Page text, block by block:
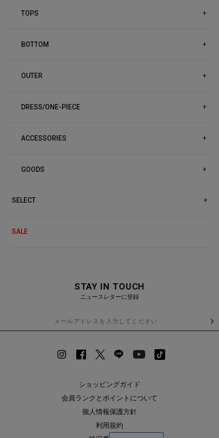
TOPS +
BOTTOM +
OUTER +
DRESS/ONE-PIECE +
ACCESSORIES +
GOODS +
SELECT +
SALE
STAY IN TOUCH
ニュースレターに登録
ショッピングガイド
会員ランクとポイントについて
個人情報保護方針
利用規約